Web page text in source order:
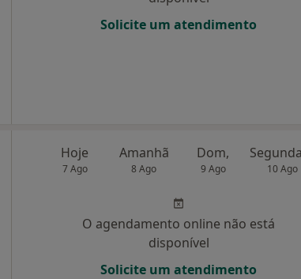
Solicite um atendimento
Hoje
7 Ago
Amanhã
8 Ago
Dom,
9 Ago 10 Ago
O agendamento online não está
disponível
Solicite um atendimento